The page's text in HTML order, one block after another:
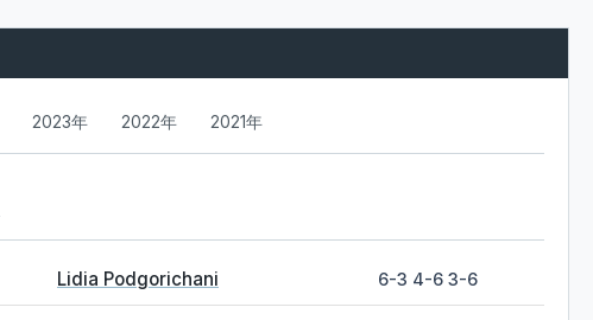
2023年 2022年 2021年
Lidia Podgorichani 6-3 4-6 3-6